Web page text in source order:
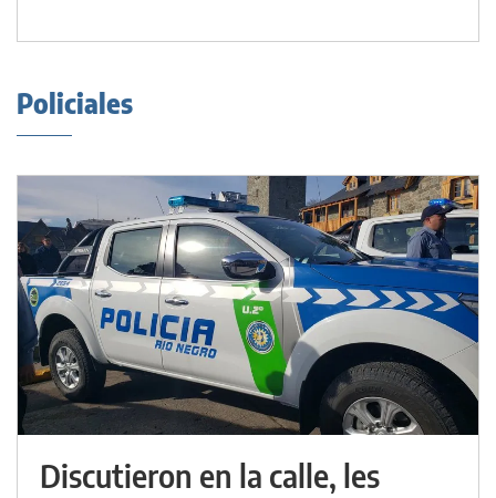
Policiales
Discutieron en la calle, les